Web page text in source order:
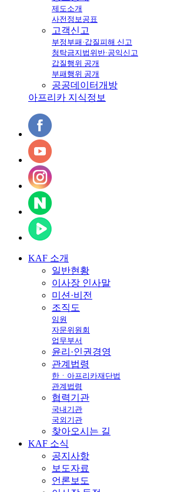
제도소개
사전정보공표
고객신고
부정부패·갑질피해 신고
청탁금지법위반·공익신고
갑질행위 공개
부패행위 공개
공공데이터개방
아프리카 지식정보
KAF 소개
일반현황
이사장 인사말
미션·비전
조직도
임원
자문위원회
업무부서
윤리·인권경영
관계법령
한ㆍ아프리카재단법
관계법령
협력기관
국내기관
국외기관
찾아오시는 길
KAF 소식
공지사항
보도자료
언론보도